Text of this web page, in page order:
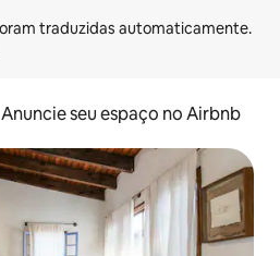
Anuncie seu espaço no Airbnb